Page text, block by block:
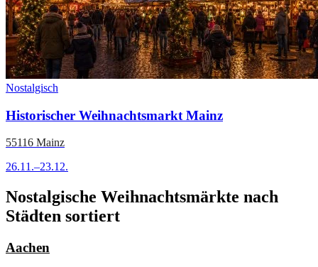
Nostalgisch
Historischer Weihnachtsmarkt Mainz
55116 Mainz
26.11.–23.12.
Nostalgische Weihnachtsmärkte nach
Städten sortiert
Aachen